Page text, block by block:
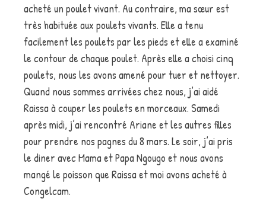
acheté un poulet vivant. Au contraire, ma sœur est
très habituée aux poulets vivants. Elle a tenu
facilement les poulets par les pieds et elle a examiné
le contour de chaque poulet. Après elle a choisi cinq
poulets, nous les avons amené pour tuer et nettoyer.
Quand nous sommes arrivées chez nous, j’ai aidé
Raissa à couper les poulets en morceaux. Samedi
après midi, j’ai rencontré Ariane et les autres filles
pour prendre nos pagnes du 8 mars. Le soir, j’ai pris
le diner avec Mama et Papa Ngougo et nous avons
mangé le poisson que Raissa et moi avons acheté à
Congelcam.